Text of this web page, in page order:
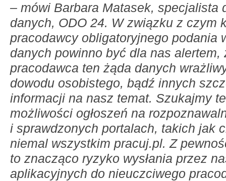
– mówi Barbara Matasek, specjalista
danych, ODO 24. W związku z czym
pracodawcy obligatoryjnego podania
danych powinno być dla nas alertem,
pracodawca ten żąda danych
dowodu osobistego, bądź innych
informacji na nasz temat. Szukajmy
możliwości ogłoszeń na
i sprawdzonych portalach, takich jak
niemal wszystkim pracuj.pl. Z
to znacząco ryzyko wysłania przez
aplikacyjnych do nieuczciwego